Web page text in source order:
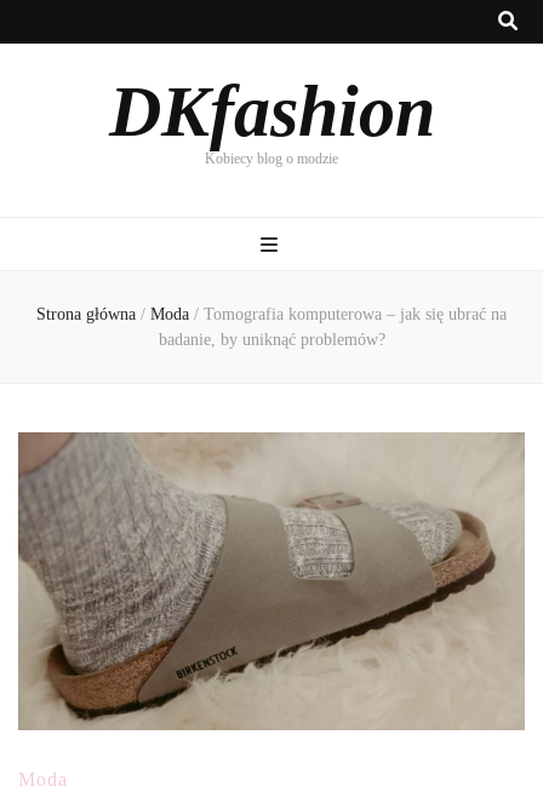
DKfashion
Kobiecy blog o modzie
Strona główna / Moda / Tomografia komputerowa – jak się ubrać na
badanie, by uniknąć problemów?
Moda